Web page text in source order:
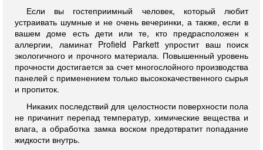
Если вы гостеприимный человек, который любит
устраивать шумные и не очень вечеринки, а также, если в
вашем доме есть дети или те, кто предрасположен к
аллергии, ламинат Profield Parkett упростит ваш поиск
экологичного и прочного материала. Повышенный уровень
прочности достигается за счет многослойного производства
панелей с применением только высококачественного сырья
и пропиток.
Никаких последствий для целостности поверхности пола
не причинит перепад температур, химические вещества и
влага, а обработка замка воском предотвратит попадание
жидкости внутрь.